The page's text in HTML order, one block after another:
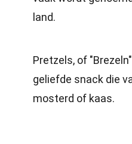
land.
Pretzels, of
geliefde snack die
mosterd of kaas.